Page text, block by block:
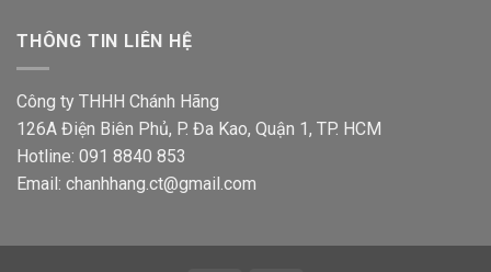
THÔNG TIN LIÊN HỆ
Công ty THHH Chánh Hãng
126A Điện Biên Phủ, P. Đa Kao, Quận 1, TP. HCM
Hotline: 091 8840 853
Email: chanhhang.ct@gmail.com